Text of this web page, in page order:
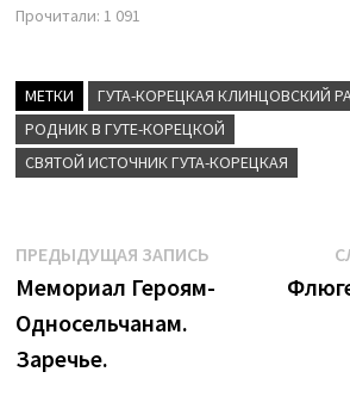
Прочитали: 1 091
МЕТКИ
ГУТА-КОРЕЦКАЯ КЛИНЦОВСКИЙ
РОДНИК В ГУТЕ-КОРЕЦКОЙ
СВЯТОЙ ИСТОЧНИК ГУТА-КОРЕЦКАЯ
Навигация
по
записям
ПРЕДЫДУЩАЯ ЗАПИСЬПредыдущая
запись:
Мемориал Героям-
Односельчанам.
Заречье.